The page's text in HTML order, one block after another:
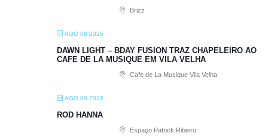
Brizz
AGO 08 2026
DAWN LIGHT – BDAY FUSION TRAZ CHAPELEIRO AO
CAFE DE LA MUSIQUE EM VILA VELHA
Cafe de La Musique Vila Velha
AGO 08 2026
ROD HANNA
Espaço Patrick Ribeiro